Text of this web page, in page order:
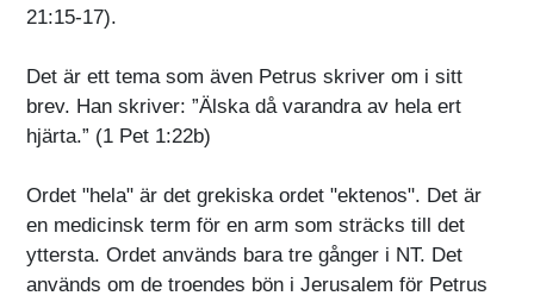
21:15-17).
Det är ett tema som även Petrus skriver om i sitt
brev. Han skriver: ”Älska då varandra av hela ert
hjärta.” (1 Pet 1:22b)
Ordet "hela" är det grekiska ordet "ektenos". Det är
en medicinsk term för en arm som sträcks till det
yttersta. Ordet används bara tre gånger i NT. Det
används om de troendes bön i Jerusalem för Petrus